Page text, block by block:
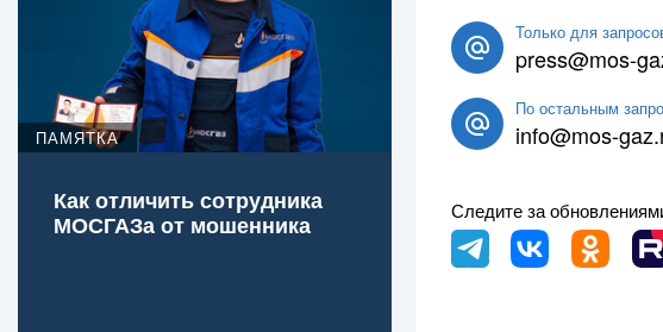
ПАМЯТКА
Как отличить сотрудника
МОСГАЗа от мошенника
Только для
press@mos-
По остальным
info@mos-
Следите за